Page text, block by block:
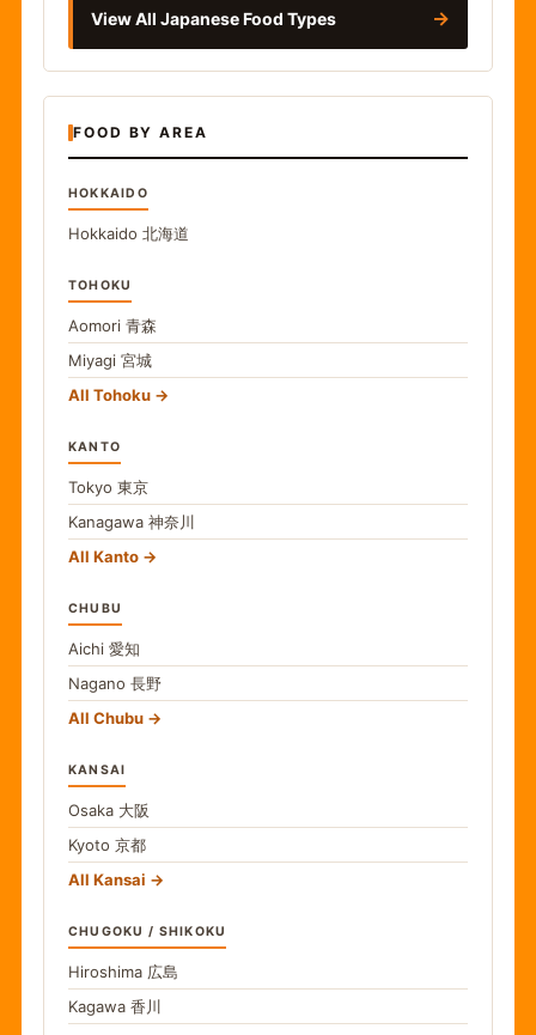
View All Japanese Food Types →
FOOD BY AREA
HOKKAIDO
Hokkaido 北海道
TOHOKU
Aomori 青森
Miyagi 宮城
All Tohoku
KANTO
Tokyo 東京
Kanagawa 神奈川
All Kanto
CHUBU
Aichi 愛知
Nagano 長野
All Chubu
KANSAI
Osaka 大阪
Kyoto 京都
All Kansai
CHUGOKU / SHIKOKU
Hiroshima 広島
Kagawa 香川